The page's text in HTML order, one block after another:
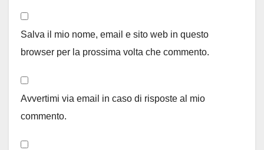
Salva il mio nome, email e sito web in questo
browser per la prossima volta che commento.
Avvertimi via email in caso di risposte al mio
commento.